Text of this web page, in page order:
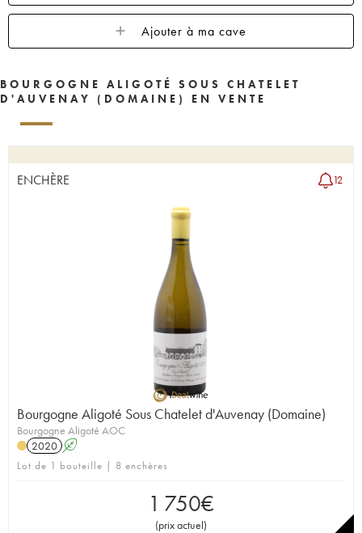
Ajouter à ma cave
BOURGOGNE ALIGOTÉ SOUS CHATELET
D'AUVENAY (DOMAINE) EN VENTE
ENCHÈRE 12
Bourgogne Aligoté Sous Chatelet d'Auvenay (Domaine)
Bourgogne Aligoté AOC
2020 A
Lot de 1 bouteille | 8 enchères
1 750€
(prix actuel)